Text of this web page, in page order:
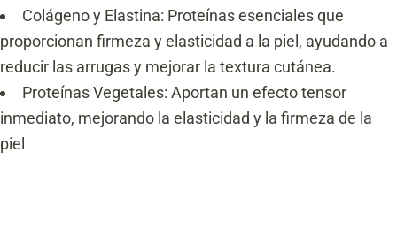
Colágeno y Elastina: Proteínas esenciales que
proporcionan firmeza y elasticidad a la piel, ayudando a
reducir las arrugas y mejorar la textura cutánea.
Proteínas Vegetales: Aportan un efecto tensor
inmediato, mejorando la elasticidad y la firmeza de la
piel